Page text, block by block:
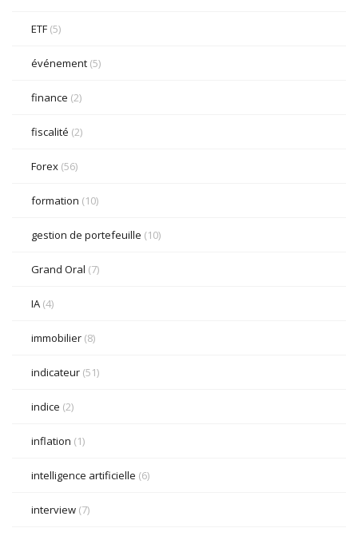
ETF (5)
événement (5)
finance (2)
fiscalité (2)
Forex (56)
formation (10)
gestion de portefeuille (10)
Grand Oral (7)
IA (4)
immobilier (8)
indicateur (51)
indice (2)
inflation (1)
intelligence artificielle (6)
interview (7)